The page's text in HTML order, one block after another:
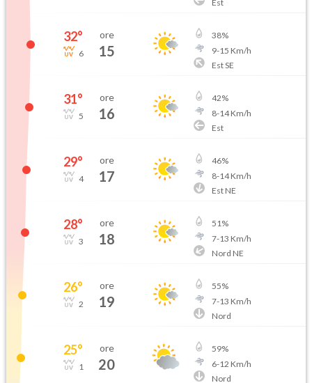
Est
32°
6
ore
15
38%
9-15 Km/h
Est SE
31°
5
ore
16
42%
8-14Km/h
Est
29°
4
ore
17
46%
8-14Km/h
Est NE
28°
3
ore
18
51%
7-13 Km/h
Nord NE
26°
2
ore
19
55%
7-13 Km/h
Nord
25°
1
ore
20
59%
6-12 Km/h
Nord